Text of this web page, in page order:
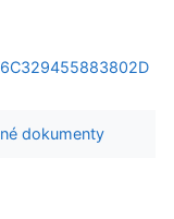
dokumenty